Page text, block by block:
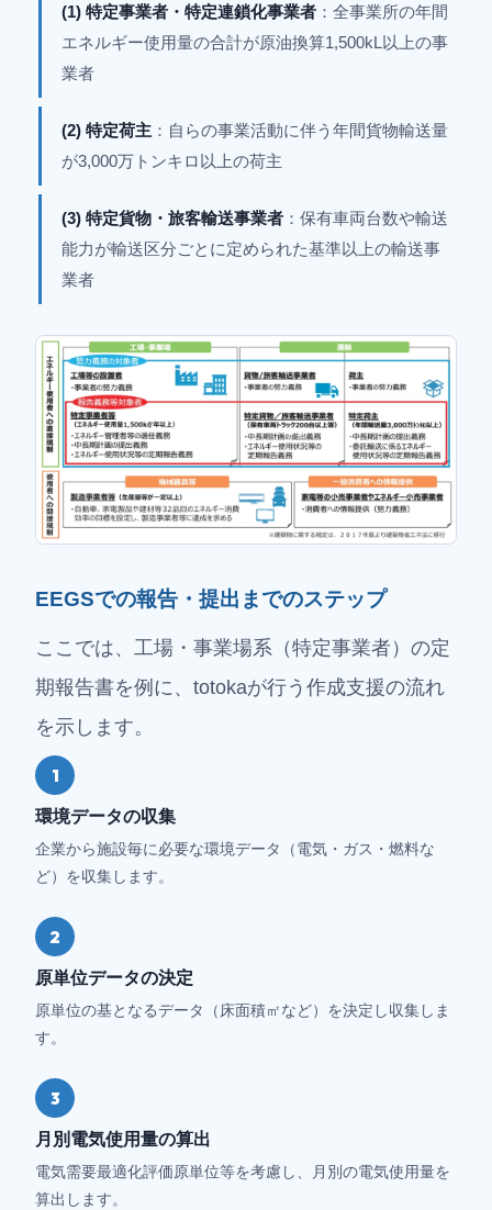
(1) 特定事業者・特定連鎖化事業者 ：全事業所の年間
エネルギー使用量の合計が原油換算1,500kL以上の事
業者
(2) 特定荷主 ：自らの事業活動に伴う年間貨物輸送量
が3,000万トンキロ以上の荷主
(3) 特定貨物・旅客輸送事業者 ：保有車両台数や輸送
能力が輸送区分ごとに定められた基準以上の輸送事
業者
EEGSでの報告・提出までのステップ
ここでは、工場・事業場系（特定事業者）の定
期報告書を例に、totokaが行う作成支援の流れ
を示します。
1
環境データの収集
企業から施設毎に必要な環境データ（電気・ガス・燃料な
ど）を収集します。
2
原単位データの決定
原単位の基となるデータ（床面積㎡など）を決定し収集しま
す。
3
月別電気使用量の算出
電気需要最適化評価原単位等を考慮し、月別の電気使用量を
算出します。